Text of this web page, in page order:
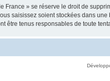
France » se réserve le droit de
saisissez soient stockées dans
être tenus responsables de toute